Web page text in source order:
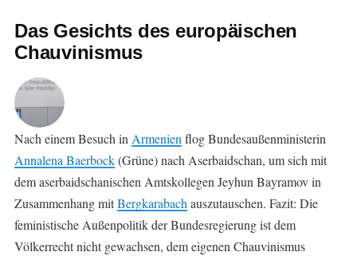
Das Gesichts des europäischen
Chauvinismus
Nach einem Besuch in Armenien flog Bundesaußenministerin
Annalena Baerbock(Grüne) nach Aserbaidschan, um sich mit
dem aserbaidschanischen Amtskollegen Jeyhun Bayramov in
Zusammenhang mitBergkarabach auszutauschen. Fazit: Die
feministische Außenpolitik der Bundesregierung ist dem
Völkerrecht nicht gewachsen, dem eigenen Chauvinismus